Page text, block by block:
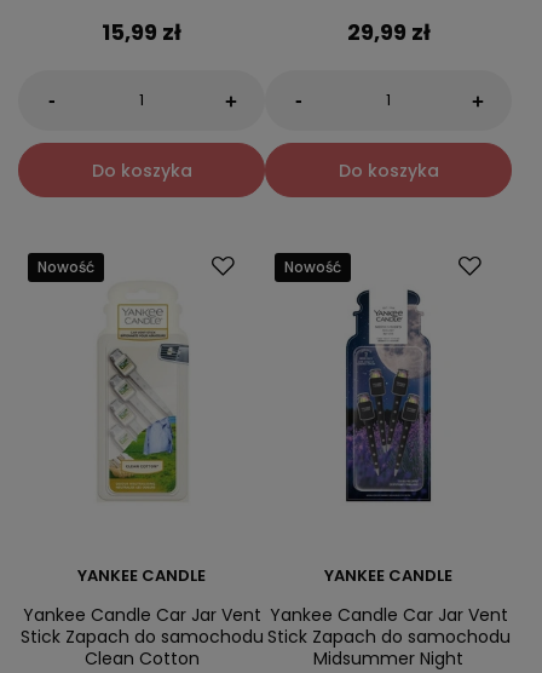
15,99 zł
- +
Do koszyka
29,99 zł
- +
Do koszyka
Nowość
YANKEE CANDLE
Yankee Candle Car Jar Vent
Stick Zapach do samochodu
Clean Cotton
Nowość
YANKEE CANDLE
Yankee Candle Car Jar Vent
Stick Zapach do samochodu
Midsummer Night